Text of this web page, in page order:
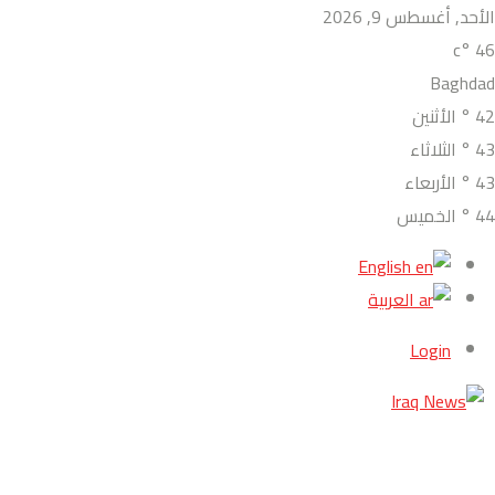
الأحد, أغسطس 9, 2026
46
°c
Baghdad
42
° الأثنين
43
° الثلاثاء
43
° الأربعاء
44
° الخميس
English
العربية
Login